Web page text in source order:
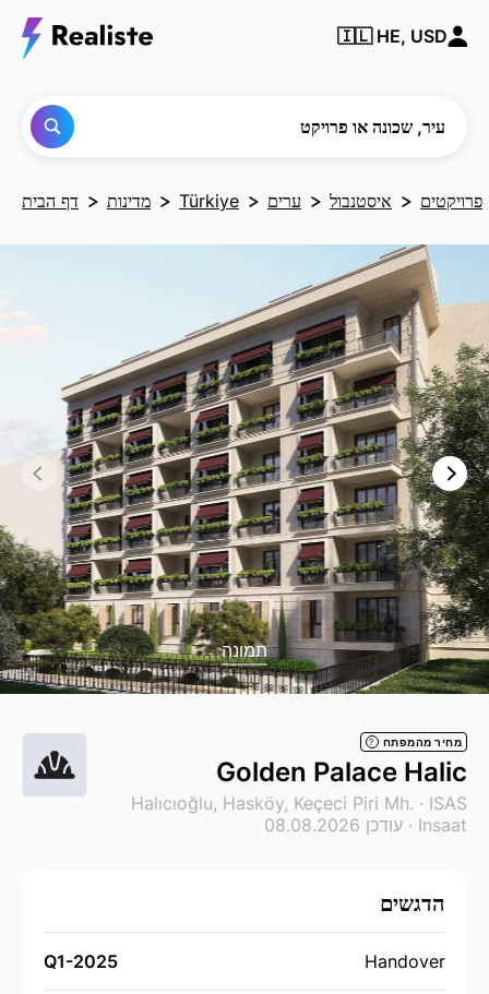
🇮🇱 HE, USD
עיר, שכונה או פרויקט
דף הבית מדינות Türkiye ערים איסטנבול פרויקטים
תמונה
מחיר מהמפתח ?
Golden Palace Halic
Halıcıoğlu, Hasköy, Keçeci Piri Mh. · ISAS
Insaat · עודכן 08.08.2026
הדגשים
Handover
Q1-2025